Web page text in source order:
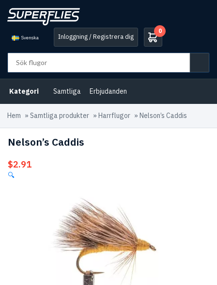
Svenska Inloggning / Registrera dig
0
Kategori Samtliga Erbjudanden
Hem » Samtliga produkter » Harrflugor » Nelson’s Caddis
Nelson’s Caddis
$2.91
🔍